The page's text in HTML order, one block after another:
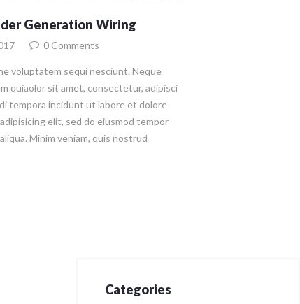
Generation Wiring
0 Comments
voluptatem sequi nesciunt. Neque
quiaolor sit amet, consectetur, adipisci
tempora incidunt ut labore et dolore
elit, sed do eiusmod tempor
Minim veniam, quis nostrud
Categories